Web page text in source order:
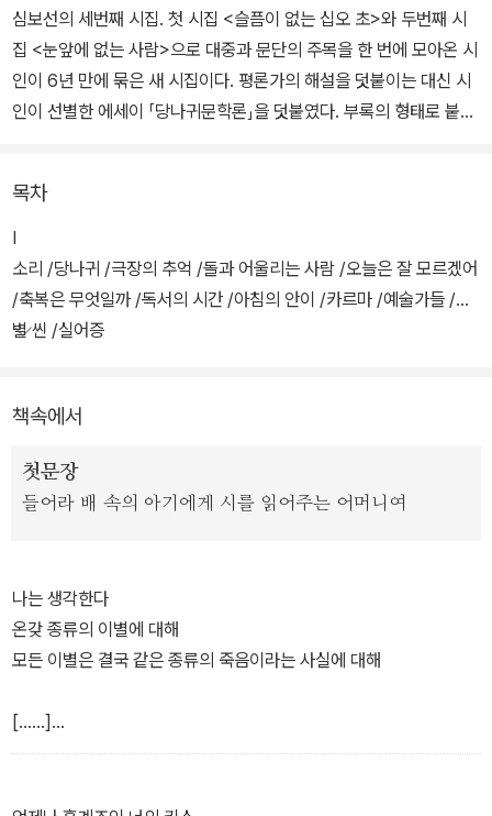
심보선의 세번째 시집. 첫 시집 <슬픔이 없는 십오 초>와 두번째 시
집 <눈앞에 없는 사람>으로 대중과 문단의 주목을 한 번에 모아온 시
인이 6년 만에 묶은 새 시집이다. 평론가의 해설을 덧붙이는 대신 시
인이 선별한 에세이 「당나귀문학론」을 덧붙였다. 부록의 형태로 붙은
사회학자이자 시인인 심보선은 불행한 현실을 부정하지 않으면서, 동
시에 그 안에서 긍정적 결말을 끌어낼 수 있는 언어를 풀어놓는다. 끊
이지 않는 삶의 슬픔과 고통, 어둠이 파노라마처럼 이어지는 가운데
심보선은 슬픔 사이 찰나의 순간, 눈앞에 없는 것들의 존재를 포착해
세상은 고통과 슬픔의 연속이지만, 그럼에도 불구하고, 아직 끝나지
으로 끝나지 않도록 또 다른 가능성을 제안하는 셈이다. 새로운 희망
을 상상할 수 있는 세계, 심보선이 시 언어로 지은 유예의 공간으로 독
목차
Ⅰ
소리 /당나귀 /극장의 추억 /돌과 어울리는 사람 /오늘은 잘 모르겠어
/축복은 무엇일까 /독서의 시간 /아침의 안이 /카르마 /예술가들 /이
별 씬 /실어증
책속에서
첫문장
들어라 배 속의 아기에게 시를 읽어주는 어머니여
나는 생각한다
온갖 종류의 이별에 대해
모든 이별은 결국 같은 종류의 죽음이라는 사실에 대해
[……]